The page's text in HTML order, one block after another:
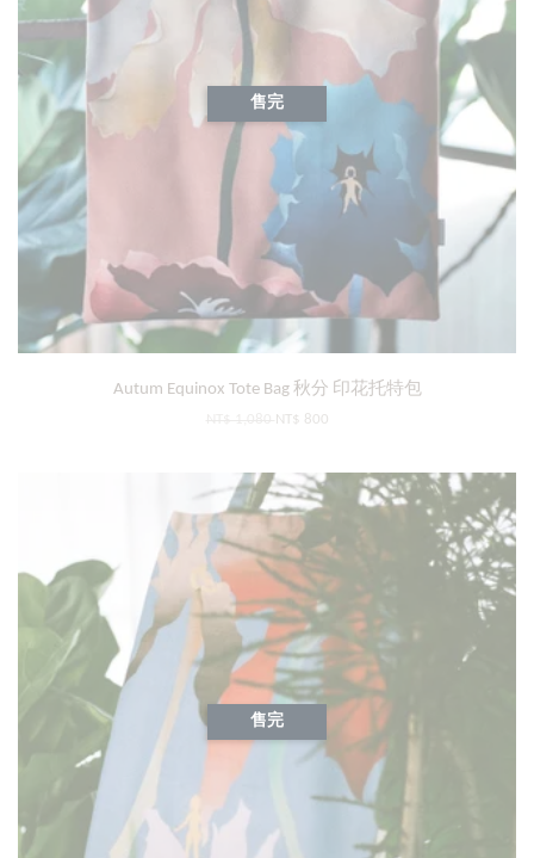
售完
Autum Equinox Tote Bag 秋分 印花托特包
NT$ 800
售完